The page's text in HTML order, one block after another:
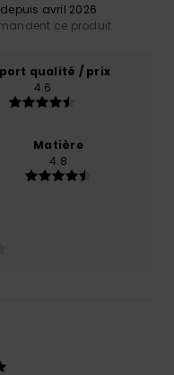
avril 2026
ce produit
qualité / prix
4.6
Matière
4.8